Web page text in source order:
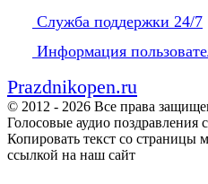
Служба поддержки 24/7
Информация
Prazdnikopen.ru
© 2012 - 2026 Все права
Голосовые аудио поздравления
Копировать текст со страницы
ссылкой на наш сайт